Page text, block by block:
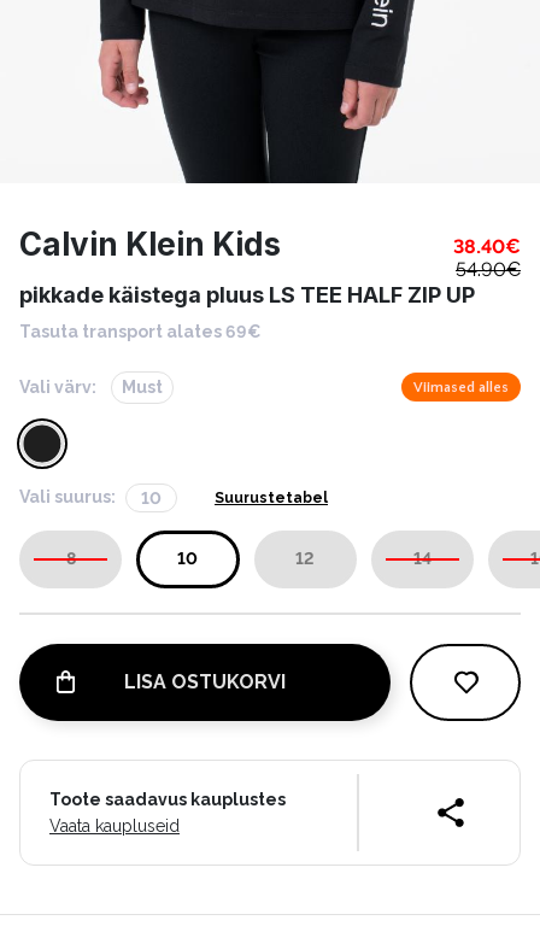
Calvin Klein Kids 38.40€
54.90€
pikkade käistega pluus LS TEE HALF ZIP UP
Tasuta transport alates 69€
Vali värv: Must Viimased alles
Vali suurus: 10 Suurustetabel
8 10 12 14
LISA OSTUKORVI
Toote saadavus kauplustes
Vaata kaupluseid